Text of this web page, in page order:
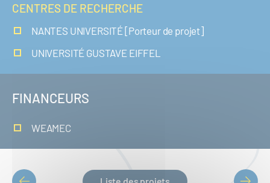
CENTRES DE RECHERCHE
NANTES UNIVERSITÉ [Porteur de projet]
UNIVERSITÉ GUSTAVE EIFFEL
FINANCEURS
WEAMEC